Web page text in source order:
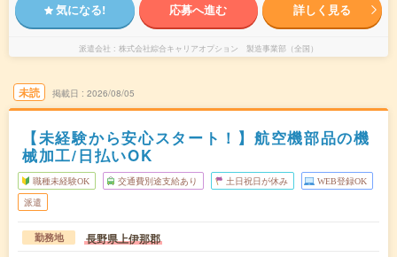
気になる! 応募へ進む 詳しく見る
派遣会社 株式会社綜合キャリアオプション 製造事業部（全国）
未読 掲載日 2026/08/05
【未経験から安心スタート！】航空機部品の機
械加工/日払いOK
職種未経験OK 交通費別途支給あり 土日祝日が休み WEB登録OK
派遣
勤務地 長野県上伊那郡